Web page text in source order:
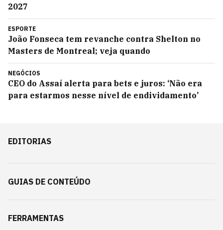
2027
ESPORTE
João Fonseca tem revanche contra Shelton no
Masters de Montreal; veja quando
NEGÓCIOS
CEO do Assaí alerta para bets e juros: ‘Não era
para estarmos nesse nível de endividamento’
EDITORIAS
GUIAS DE CONTEÚDO
FERRAMENTAS